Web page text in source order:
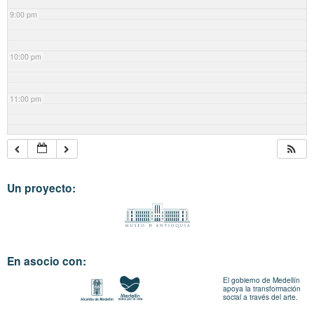
9:00 pm
10:00 pm
11:00 pm
Un proyecto:
En asocio con:
El gobierno de Medellín
apoya la transformación
social a través del arte.